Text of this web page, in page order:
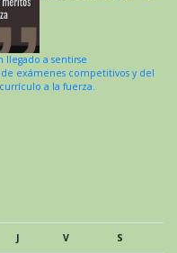
llegado a sentirse
exámenes competitivos y del
a la fuerza.
J V
S